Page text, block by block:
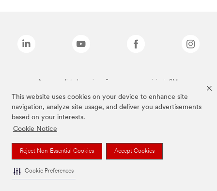
This website uses cookies on your device to enhance site
navigation, analyze site usage, and deliver you advertisements
based on your interests.
Cookie Notice
Reject Non-Essential Cookies Accept Cookies
Cookie Preferences
As marcas listadas a cima são marcas comerciais da 3M.